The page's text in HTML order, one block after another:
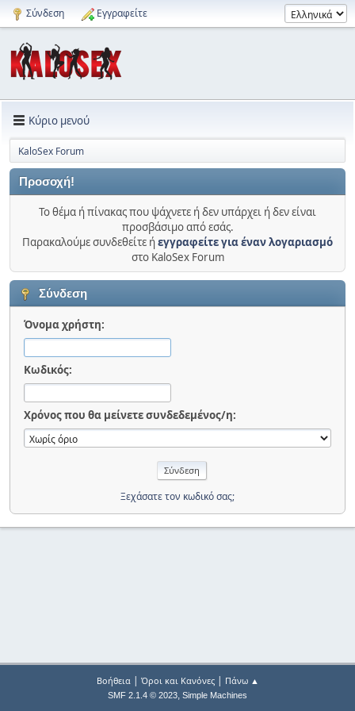
Σύνδεση Εγγραφείτε
Κύριο μενού
KaloSex Forum
Προσοχή!
Το θέμα ή πίνακας που ψάχνετε ή δεν υπάρχει ή δεν είναι
προσβάσιμο από εσάς.
Παρακαλούμε συνδεθείτε ήεγγραφείτε για έναν λογαριασμό
στο KaloSex Forum
Σύνδεση
Όνομα χρήστη:
Κωδικός:
Χρόνος που θα μείνετε συνδεδεμένος/η:
Ξεχάσατε τον κωδικό σας;
Βοήθεια| Όροι και Κανόνες| Πάνω ▲
SMF 2.1.4 © 2023, Simple Machines